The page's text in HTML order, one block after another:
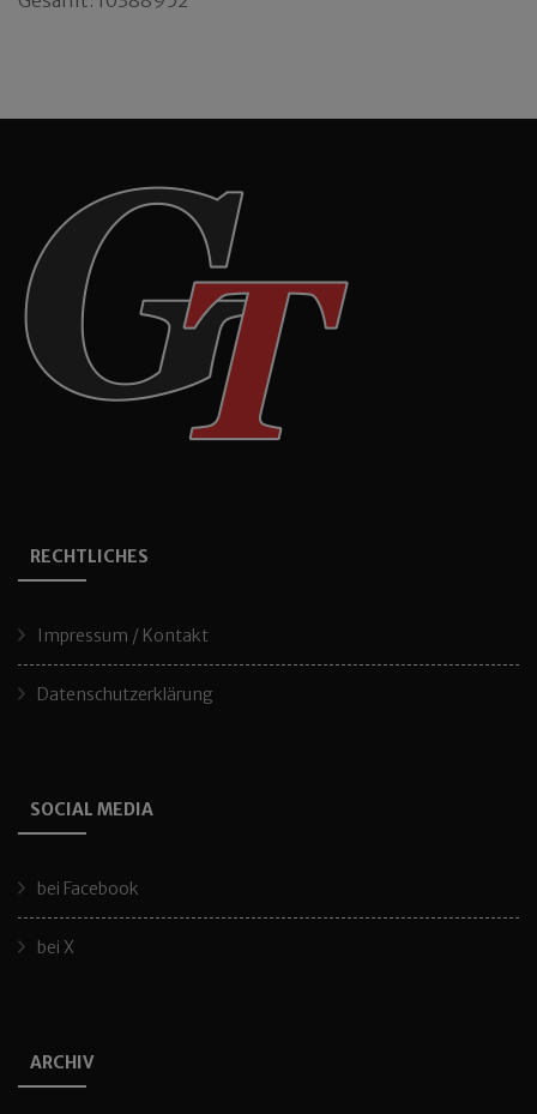
RECHTLICHES
Impressum / Kontakt
Datenschutzerklärung
SOCIAL MEDIA
bei Facebook
bei X
ARCHIV